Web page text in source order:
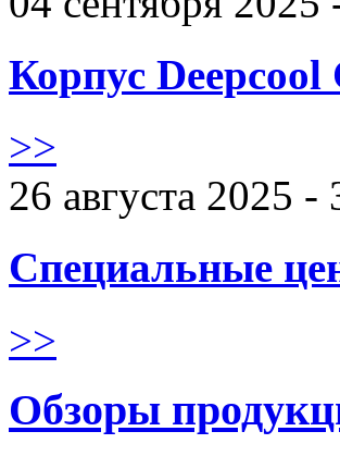
Корпус
>>
26 августа 2025 -
Специальные
>>
Обзоры